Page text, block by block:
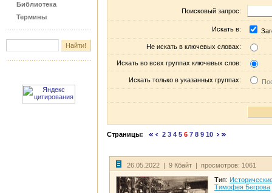
Библиотека
Термины
Поисковый запрос:
Искать в:
Не искать в ключевых словах:
Искать во всех группах ключевых слов:
Искать только в указанных группах:
Страницы: 2 3 4 5 6 7 8 9 10
26.05.2022 | 9 Кбайт | просмотров: 1061
Тип:
Тимофея Бегрова